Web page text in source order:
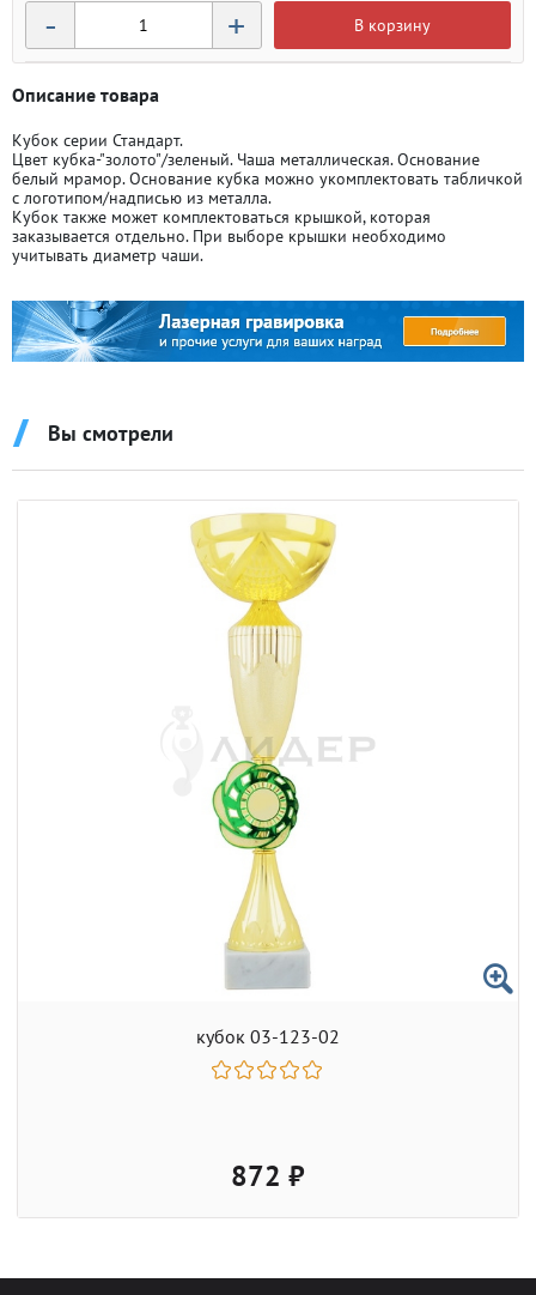
- + В корзину
Описание товара
Кубок серии Стандарт.
Цвет кубка-"золото"/зеленый. Чаша металлическая. Основание
белый мрамор. Основание кубка можно укомплектовать табличкой
с логотипом/надписью из металла.
Кубок также может комплектоваться крышкой, которая
заказывается отдельно. При выборе крышки необходимо
учитывать диаметр чаши.
Вы смотрели
кубок 03-123-02
872 ₽